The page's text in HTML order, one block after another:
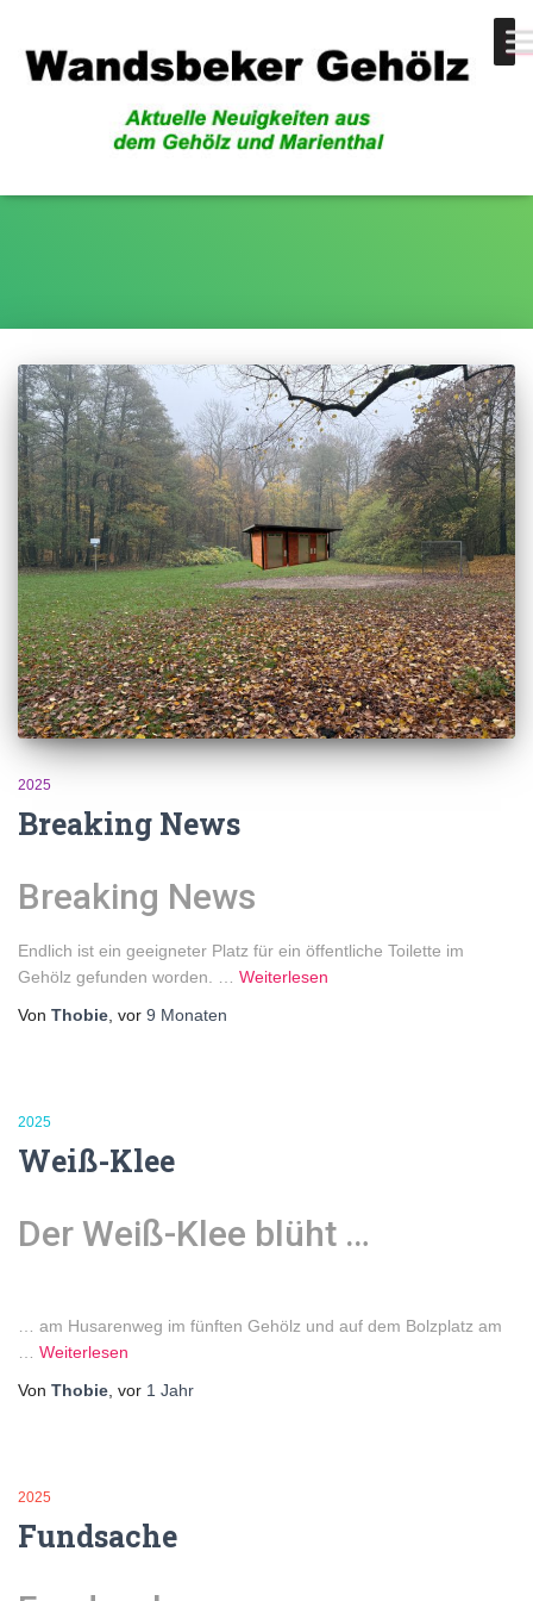
2025
Breaking News
Breaking News
Endlich ist ein geeigneter Platz für ein öffentliche Toilette im
Gehölz gefunden worden. … Weiterlesen
Von Thobie , vor 9 Monaten
2025
Weiß-Klee
Der Weiß-Klee blüht …
… am Husarenweg im fünften Gehölz und auf dem Bolzplatz am
Weiterlesen
Von Thobie , vor 1 Jahr
2025
Fundsache